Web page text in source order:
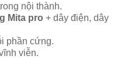
nội thành.
Mita pro + dây điện, dây
phần cứng.
viễn.